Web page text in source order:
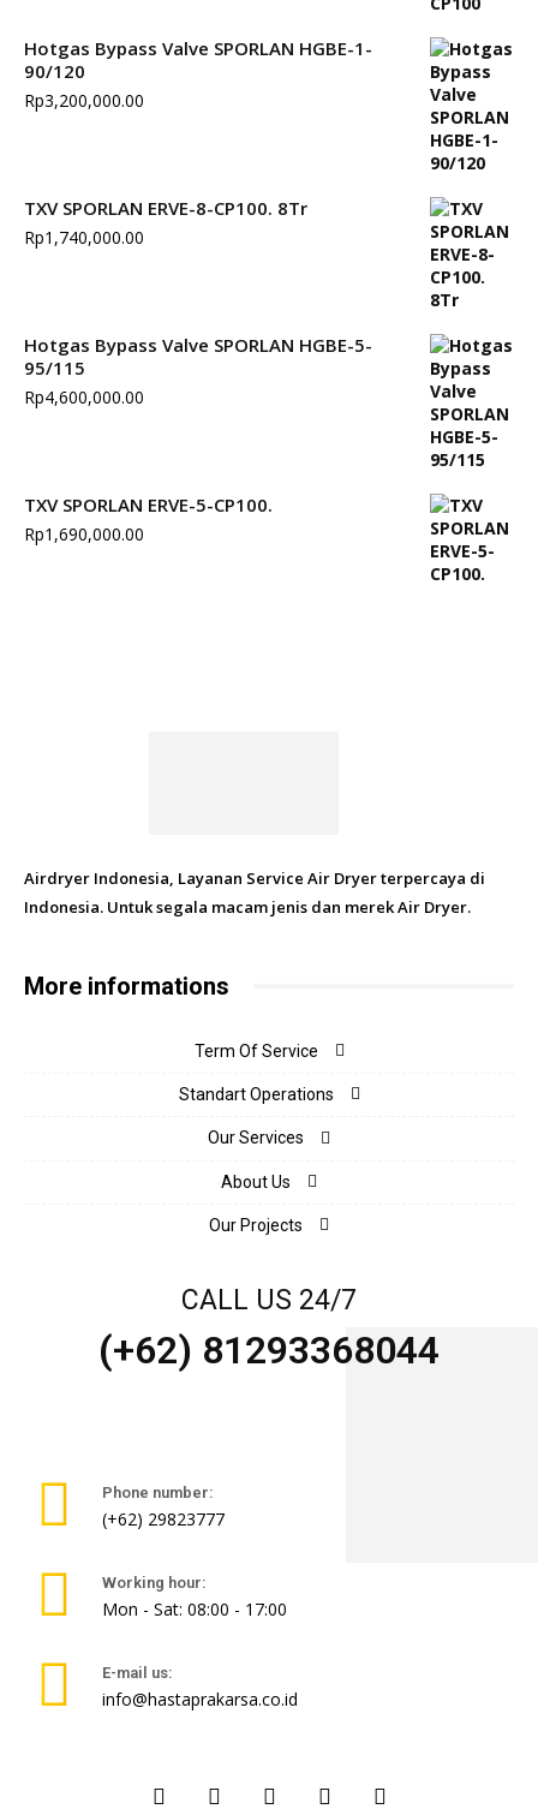
Hotgas Bypass Valve SPORLAN HGBE-1-
90/120
Rp3,200,000.00
TXV SPORLAN ERVE-8-CP100. 8Tr
Rp1,740,000.00
Hotgas Bypass Valve SPORLAN HGBE-5-
95/115
Rp4,600,000.00
TXV SPORLAN ERVE-5-CP100.
Rp1,690,000.00
Airdryer Indonesia, Layanan Service Air Dryer terpercaya di
Indonesia. Untuk segala macam jenis dan merek Air Dryer.
More informations
Term Of Service
Standart Operations
Our Services
About Us
Our Projects
CALL US 24/7
(+62) 81293368044
Phone number:
(+62) 29823777
Working hour:
Mon - Sat: 08:00 - 17:00
E-mail us:
info@hastaprakarsa.co.id